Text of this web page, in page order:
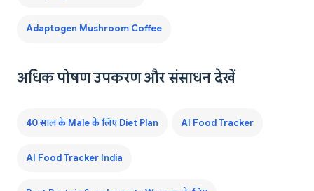
Adaptogen Mushroom Coffee
अधिक पोषण उपकरण और संसाधन देखें
40 साल के Male के लिए Diet Plan AI Food Tracker
AI Food Tracker India